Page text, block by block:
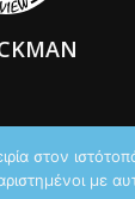
στον
με